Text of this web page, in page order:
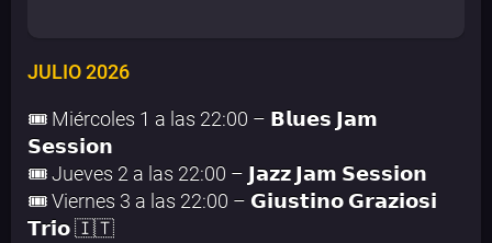
JULIO 2026
🎟️ Miércoles 1 a las 22:00 – 𝗕𝗹𝘂𝗲𝘀 𝗝𝗮𝗺
𝗦𝗲𝘀𝘀𝗶𝗼𝗻
🎟️ Jueves 2 a las 22:00 – 𝗝𝗮𝘇𝘇 𝗝𝗮𝗺 𝗦𝗲𝘀𝘀𝗶𝗼𝗻
🎟️ Viernes 3 a las 22:00 – 𝗚𝗶𝘂𝘀𝘁𝗶𝗻𝗼 𝗚𝗿𝗮𝘇𝗶𝗼𝘀𝗶
𝗧𝗿𝗶́𝗼 🇮🇹